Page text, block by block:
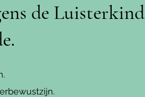
de Luisterkind